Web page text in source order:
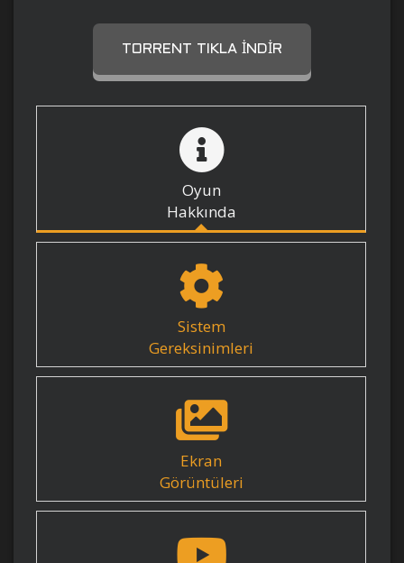
TORRENT TIKLA İNDIR
Oyun
Hakkında
Sistem
Gereksinimleri
Ekran
Görüntüleri